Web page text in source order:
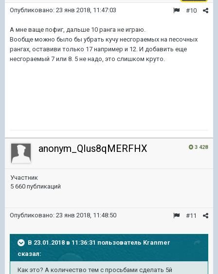
#10
Опубликовано: 23 янв 2018, 11:47:03
А мне ваще пофиг, дальше 10 ранга не играю.
Вообще можно было бы убрать кучу несгораемых на песочных
рангах, оставиви только 17 например и 12. И добавить еще
несгораемый 7 или 8. 5 не надо, это слишком круто.
3 428
anonym_QIus8qMERFHX
Участник
5 660 публикаций
#11
Опубликовано: 23 янв 2018, 11:48:50
В 23.01.2018 в 11:36:31 пользователь Kranmer
сказал:
Как это? А количество тем с просьбами сделать 5й